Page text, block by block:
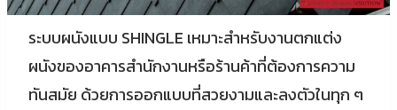
ระบบผนังแบบ SHINGLE เหมาะสำหรับงานตกแต่ง
ผนังของอาคารสำนักงานหรือร้านค้าที่ต้องการความ
ทันสมัย ด้วยการออกแบบที่สวยงามและลงตัวในทุก ๆ